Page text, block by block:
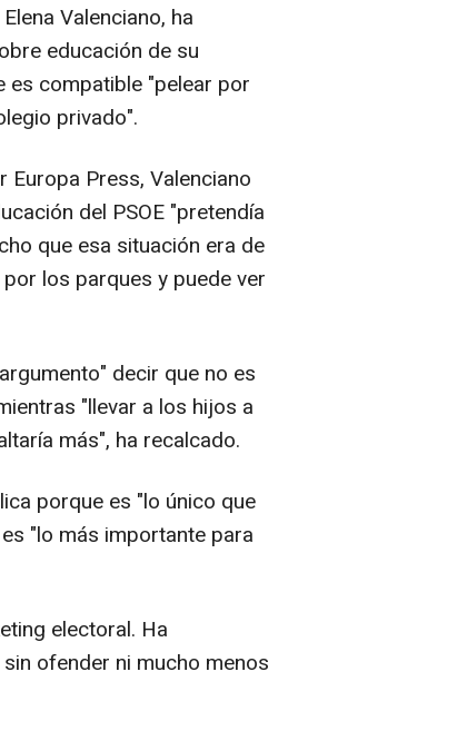
Valenciano, ha
educación de su
es compatible "pelear por
privado".
Europa Press, Valenciano
del PSOE "pretendía
que esa situación era de
los parques y puede ver
decir que no es
"llevar a los hijos a
más", ha recalcado.
porque es "lo único que
"lo más importante para
electoral. Ha
ofender ni mucho menos